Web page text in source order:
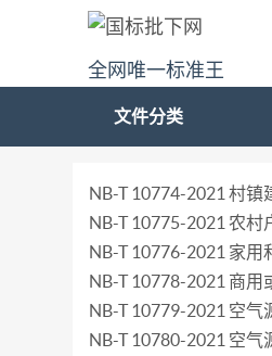
全网唯一标准王
文件分类
NB-T 10774-2021 村
NB-T 10775-2021 农村
NB-T 10776-2021 家
NB-T 10778-2021 商
NB-T 10779-2021 空
NB-T 10780-2021 空